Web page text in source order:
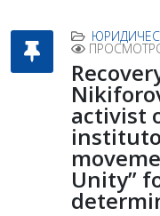
activist
Unity”